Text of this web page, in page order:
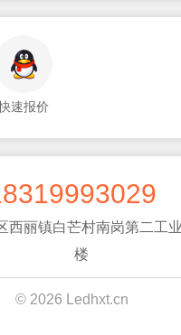
速报价
西丽镇白芒村南岗第二工
楼
© 2026 Ledhxt.cn